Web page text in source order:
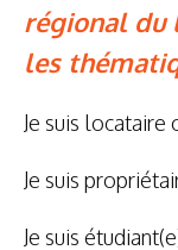
régional du
les
Je suis locataire
Je suis
Je suis